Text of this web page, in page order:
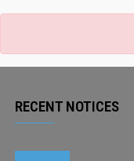
RECENT NOTICES